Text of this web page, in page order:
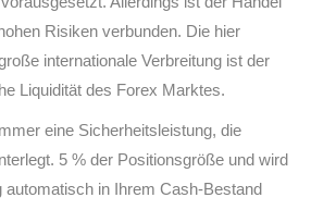
Risiken verbunden. Die hier
internationale Verbreitung ist der
Liquidität des Forex Marktes.
eine Sicherheitsleistung, die
5 % der Positionsgröße und wird
automatisch in Ihrem Cash-Bestand